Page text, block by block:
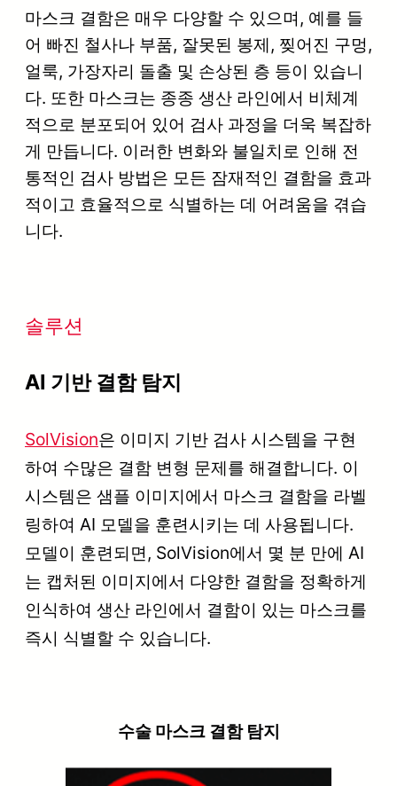
마스크 결함은 매우 다양할 수 있으며, 예를 들
어 빠진 철사나 부품, 잘못된 봉제, 찢어진 구멍,
얼룩, 가장자리 돌출 및 손상된 층 등이 있습니
다. 또한 마스크는 종종 생산 라인에서 비체계
적으로 분포되어 있어 검사 과정을 더욱 복잡하
게 만듭니다. 이러한 변화와 불일치로 인해 전
통적인 검사 방법은 모든 잠재적인 결함을 효과
적이고 효율적으로 식별하는 데 어려움을 겪습
니다.
솔루션
AI 기반 결함 탐지
SolVision은 이미지 기반 검사 시스템을 구현
하여 수많은 결함 변형 문제를 해결합니다. 이
시스템은 샘플 이미지에서 마스크 결함을 라벨
링하여 AI 모델을 훈련시키는 데 사용됩니다.
모델이 훈련되면, SolVision에서 몇 분 만에 AI
는 캡처된 이미지에서 다양한 결함을 정확하게
인식하여 생산 라인에서 결함이 있는 마스크를
즉시 식별할 수 있습니다.
수술 마스크 결함 탐지